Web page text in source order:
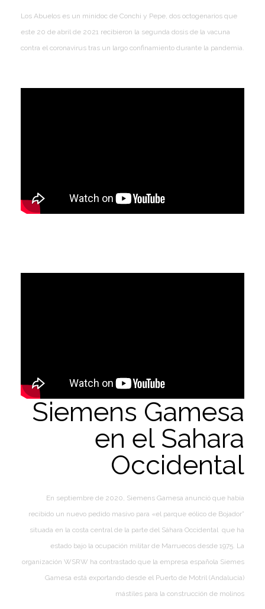
Los Abuelos es un minidoc de Conchi y Pepe, dos octogenarios que
este 20 de abril de 2021 recibieron la segunda dosis de la vacuna
contra el coronavirus tras un largo confinamiento durante la pandemia.
Siemens Gamesa
en el Sahara
Occidental
En septiembre de 2020, Siemens Gamesa anunció que había
recibido un nuevo pedido masivo para «el parque eólico de Bojador”
situada en la costa central de la parte del Sáhara Occidental que ha
estado bajo la ocupación militar de Marruecos desde 1975. La
organización WSRW ha contrastado que la empresa española Siemes
Gamesa está exportando desde el Puerto de Motril (Andalucía)
mástiles para la construcción de molinos